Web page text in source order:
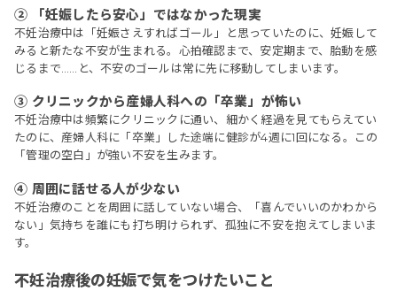
② 「妊娠したら安心」ではなかった現実
不妊治療中は「妊娠さえすればゴール」と思っていたのに、妊娠して
みると新たな不安が生まれる。心拍確認まで、安定期まで、胎動を感
じるまで……と、不安のゴールは常に先に移動してしまいます。
③ クリニックから産婦人科への「卒業」が怖い
不妊治療中は頻繁にクリニックに通い、細かく経過を見てもらえてい
たのに、産婦人科に「卒業」した途端に健診が4週に1回になる。この
「管理の空白」が強い不安を生みます。
④ 周囲に話せる人が少ない
不妊治療のことを周囲に話していない場合、「喜んでいいのかわから
ない」気持ちを誰にも打ち明けられず、孤独に不安を抱えてしまいま
す。
不妊治療後の妊娠で気をつけたいこと